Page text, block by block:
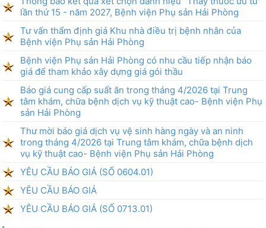
lần thứ 15 - năm 2027, Bệnh viện Phụ sản Hải Phòng
Tư vấn thẩm định giá Khu nhà điều trị bệnh nhân của
Bệnh viện Phụ sản Hải Phòng
Bệnh viện Phụ sản Hải Phòng có nhu cầu tiếp nhận báo
giá để tham khảo xây dựng giá gói thầu
Báo giá cung cấp suất ăn trong tháng 4/2026 tại Trung
tâm khám, chữa bệnh dịch vụ kỹ thuật cao- Bệnh viện Phụ
sản Hải Phòng
Thư mời báo giá dịch vụ vệ sinh hàng ngày và an ninh
trong tháng 4/2026 tại Trung tâm khám, chữa bệnh dịch
vụ kỹ thuật cao- Bệnh viện Phụ sản Hải Phòng
YÊU CẦU BÁO GIÁ (SỐ 0604.01)
YÊU CẦU BÁO GIÁ
YÊU CẦU BÁO GIÁ (SỐ 0713.01)